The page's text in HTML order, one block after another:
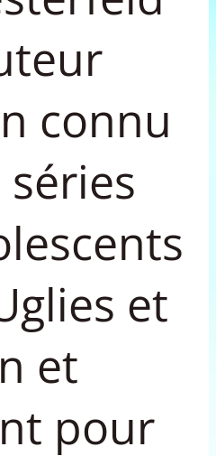
connu
et
et
pour